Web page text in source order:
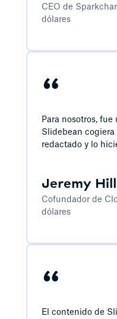
CEO de
dólares
“
Para nosotros,
Slidebean
redactado y lo
Jeremy Hill
Cofundador de
dólares
“
El contenido de